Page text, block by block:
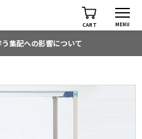
CART MENU
集配への影響について